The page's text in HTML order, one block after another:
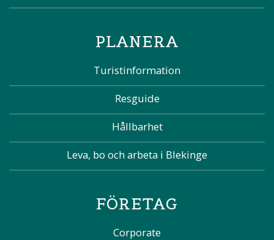
PLANERA
Turistinformation
Resguide
Hållbarhet
Leva, bo och arbeta i Blekinge
FÖRETAG
Corporate